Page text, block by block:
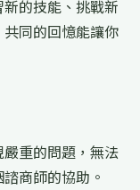
的技能、挑戰新
同的回憶能讓你
重的問題，無法
商師的協助。